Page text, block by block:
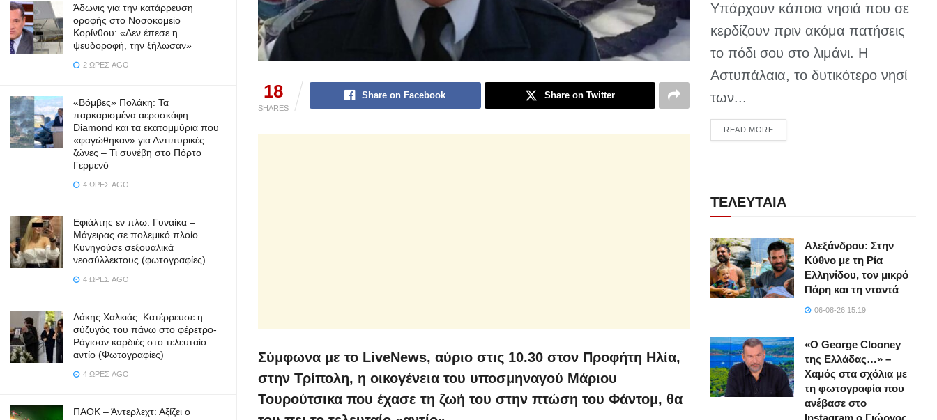
Άδωνις για την κατάρρευση
οροφής στο Νοσοκομείο
Κορίνθου: «Δεν έπεσε η
ψευδοροφή, την ξήλωσαν»
2 ΏΡΕΣ AGO
«Βόμβες» Πολάκη: Τα
παρκαρισμένα αεροσκάφη
Diamond και τα εκατομμύρια που
«φαγώθηκαν» για Αντιπυρικές
ζώνες – Τι συνέβη στο Πόρτο
Γερμενό
4 ΏΡΕΣ AGO
Εφιάλτης εν πλω: Γυναίκα –
Μάγειρας σε πολεμικό πλοίο
Κυνηγούσε σεξουαλικά
νεοσύλλεκτους (φωτογραφίες)
4 ΏΡΕΣ AGO
Λάκης Χαλκιάς: Κατέρρευσε η
σύζυγός του πάνω στο φέρετρο-
Ράγισαν καρδιές στο τελευταίο
αντίο (Φωτογραφίες)
4 ΏΡΕΣ AGO
ΠΑΟΚ – Άντερλεχτ: Αξίζει ο
18
SHARES
Share on Facebook Share on Twitter
Σύμφωνα με το LiveNews, αύριο στις 10.30 στον Προφήτη Ηλία,
στην Τρίπολη, η οικογένεια του υποσμηναγού Μάριου
Τουρούτσικα που έχασε τη ζωή του στην πτώση του Φάντομ, θα
Υπάρχουν κάποια νησιά που σε
κερδίζουν πριν ακόμα πατήσεις
το πόδι σου στο λιμάνι. Η
Αστυπάλαια, το δυτικότερο νησί
των...
READ MOREDETAILS
ΤΕΛΕΥΤΑΙΑ
Αλεξάνδρου: Στην
Κύθνο με τη Ρία
Ελληνίδου, τον μικρό
Πάρη και τη νταντά
06-08-26 15:19
«Ο George Clooney
της Ελλάδας…» –
Χαμός στα σχόλια με
τη φωτογραφία που
ανέβασε στο